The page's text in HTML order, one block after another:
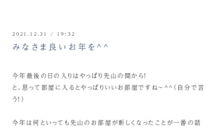
2021.12.31 / 19:32
みなさま良いお年を^^
今年最後の日の入りはやっぱり先山の間から！
と、思って部屋に入るとやっぱりいいお部屋ですね～^^（自分で言
う！）
今年は何といっても先山のお部屋が新しくなったことが一番の話